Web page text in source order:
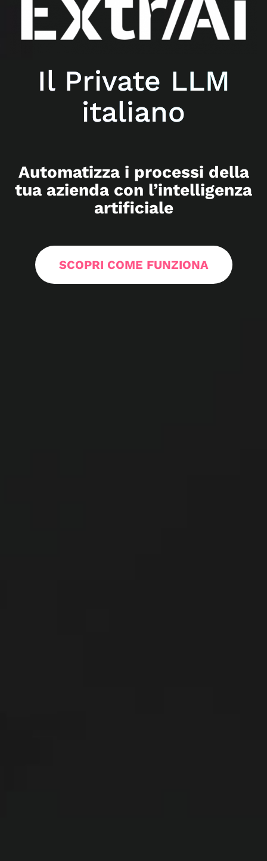
Il Private LLM
italiano
Automatizza i processi della
tua azienda con l’intelligenza
artificiale
SCOPRI COME FUNZIONA